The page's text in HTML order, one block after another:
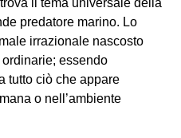
il tema universale della
predatore marino. Lo
irrazionale nascosto
essendo
tutto ciò che appare
o nell’ambiente